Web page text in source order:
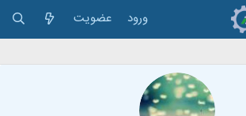
ورود عضویت